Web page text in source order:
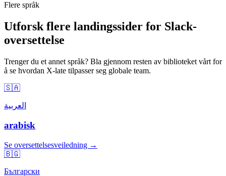
Flere språk
Utforsk flere landingssider for Slack-
oversettelse
Trenger du et annet språk? Bla gjennom resten av biblioteket vårt for
å se hvordan X-late tilpasser seg globale team.
🇸🇦
العربية
arabisk
Se oversettelsesveiledning →
🇧🇬
Български